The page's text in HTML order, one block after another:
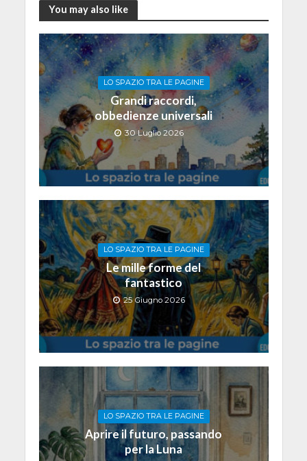
You may also like
LO SPAZIO TRA LE PAGINE
Grandi raccordi,
obbedienze universali
30 Luglio 2026
LO SPAZIO TRA LE PAGINE
Le mille forme del
fantastico
25 Giugno 2026
LO SPAZIO TRA LE PAGINE
Aprire il futuro, passando
per la Luna